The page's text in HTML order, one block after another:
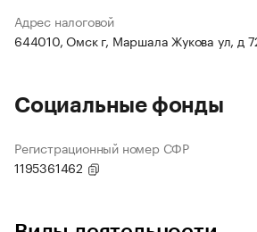
Адрес налоговой
644010, Омск г, Маршала Жукова ул, д
Социальные фонды
Регистрационный номер СФР
1195361462